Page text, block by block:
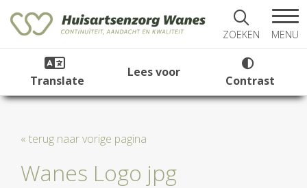
ZOEKEN MENU
Translate
Lees voor
Contrast
« terug naar vorige pagina
Wanes Logo jpg